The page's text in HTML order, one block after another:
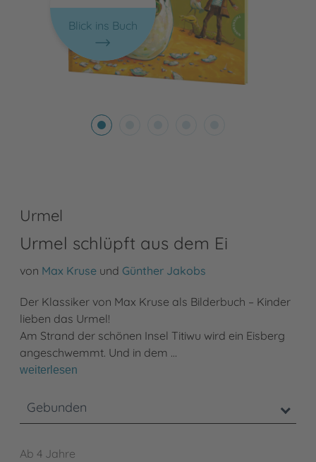
Blick ins Buch
Urmel
Urmel schlüpft aus dem Ei
von Max Kruse und Günther Jakobs
Der Klassiker von Max Kruse als Bilderbuch – Kinder
lieben das Urmel!
Am Strand der schönen Insel Titiwu wird ein Eisberg
angeschwemmt. Und in dem …
weiterlesen
Gebunden
Ab 4 Jahre